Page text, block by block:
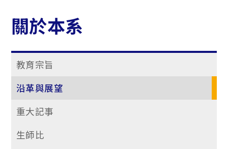
關於本系
教育宗旨
沿革與展望
重大記事
生師比